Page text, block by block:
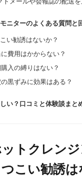
ニターのよくある質問と
い勧誘はないか？
費用はかからない？
入の縛りはない？
黒ずみに効果はある？
い？口コミと体験談まと
トクレン
こい勧誘は